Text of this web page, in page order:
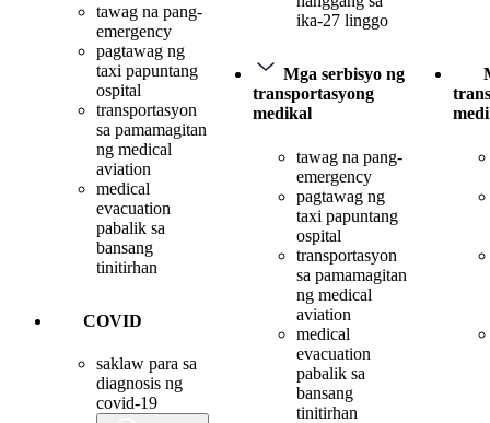
tawag na pang-
emergency
pagtawag ng
taxi papuntang
ospital
transportasyon
sa pamamagitan
ng medical
aviation
medical
evacuation
pabalik sa
bansang
tinitirhan
COVID
saklaw para sa
diagnosis ng
covid-19
ika-27 linggo
Mga serbisyo ng
transportasyong
medikal
tawag na pang-
emergency
pagtawag ng
taxi papuntang
ospital
transportasyon
sa pamamagitan
ng medical
aviation
medical
evacuation
pabalik sa
bansang
tinitirhan